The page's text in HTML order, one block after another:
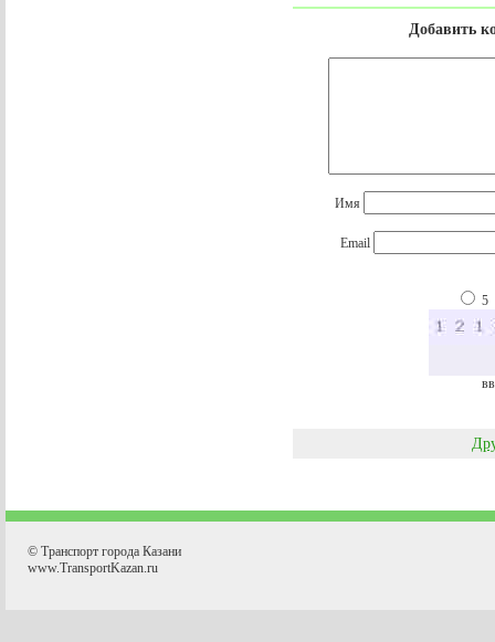
Добавить
Имя
Email
5
© Транспорт города Казани
www.TransportKazan.ru